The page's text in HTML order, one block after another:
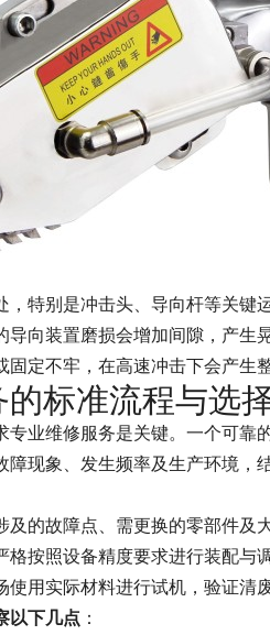
，特别是冲击头、导向杆等关键
导向装置磨损会增加间隙，产生
固定不牢，在高速冲击下会产生
标准流程与选
业维修服务是关键。一个可靠
障现象、发生频率及生产环境
的故障点、需更换的零部件及
格按照设备精度要求进行装配与
使用实际材料进行试机，验证清
以下几点 ：